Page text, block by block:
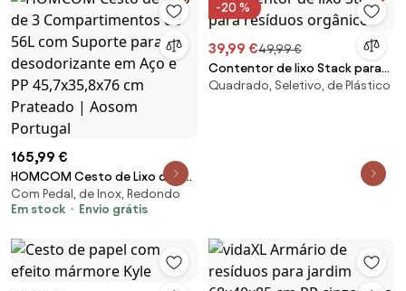
165,99 €
HOMCOM Cesto de Lixo de 3
Compartimentos de 56L com
Suporte para desodorizante
Prateado | Aosom Portugal
Com Pedal, de Inox, Redondo
Em stock
Envio grátis
-20 %
39,99 €49,99 €
Contentor de lixo Stack para
resíduos orgânicos
Quadrado, Seletivo, de Plástico